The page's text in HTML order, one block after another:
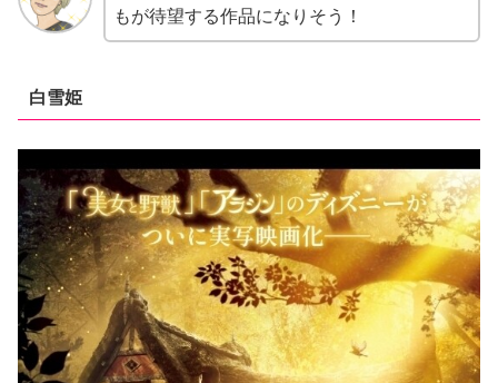
もが待望する作品になりそう！
白雪姫